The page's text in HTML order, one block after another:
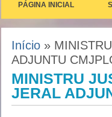
PÁGINA INICIAL
Você está aqui
Início »
ADJUNTU
MINISTRU
JERAL